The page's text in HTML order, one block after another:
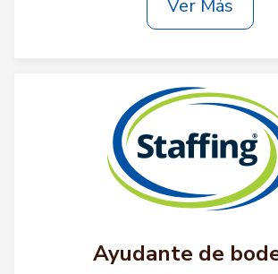
Ver Más
Ayudante de